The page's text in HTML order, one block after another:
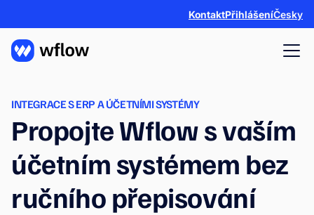
KontaktPřihlášeníČesky
INTEGRACE S ERP A ÚČETNÍMI SYSTÉMY
Propojte Wflow s vaším
účetním systémem bez
ručního přepisování